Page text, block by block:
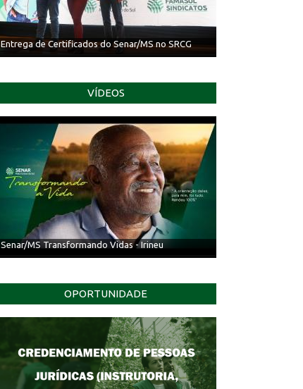
Entrega de Certificados do Senar/MS no SRCG
VÍDEOS
Senar/MS Transformando Vidas - Irineu
OPORTUNIDADE